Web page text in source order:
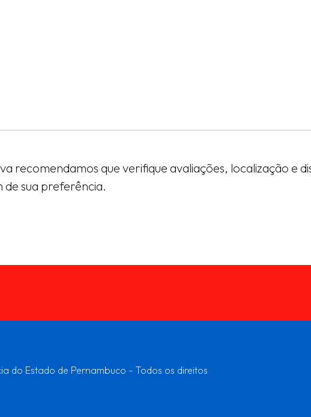
recomendamos que verifique avaliações, localização e
de sua preferência.
do Estado de Pernambuco - Todos os direitos